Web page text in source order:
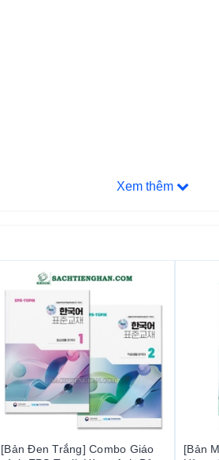
Xem thêm
[Bản Màu] Giáo trình EPS Topik
[Bản